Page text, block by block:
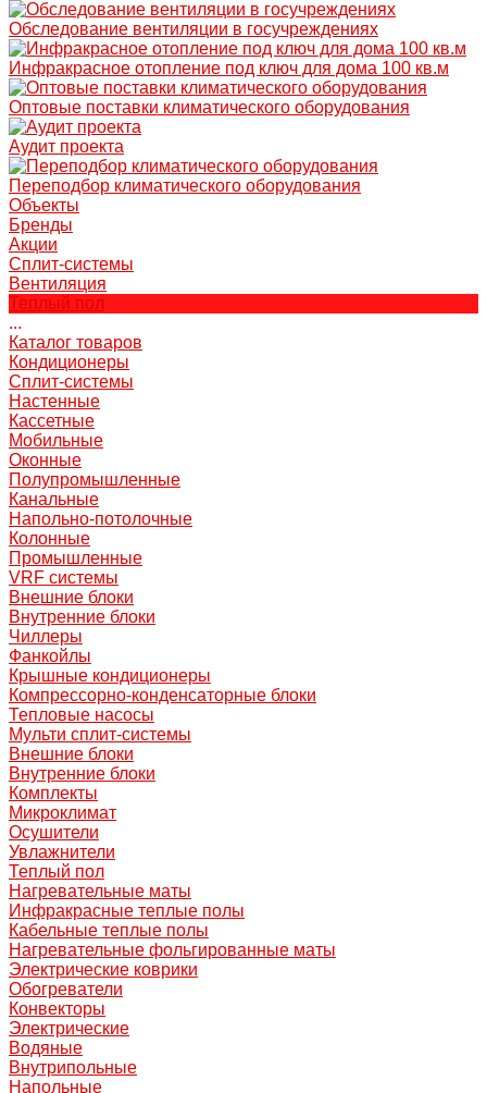
Обследование вентиляции в госучреждениях
Инфракрасное отопление под ключ для дома 100 кв.м
Оптовые поставки климатического оборудования
Аудит проекта
Переподбор климатического оборудования
Объекты
Бренды
Акции
Сплит-системы
Вентиляция
Теплый пол
...
Каталог товаров
Кондиционеры
Сплит-системы
Настенные
Кассетные
Мобильные
Оконные
Полупромышленные
Канальные
Напольно-потолочные
Колонные
Промышленные
VRF системы
Внешние блоки
Внутренние блоки
Чиллеры
Фанкойлы
Крышные кондиционеры
Компрессорно-конденсаторные блоки
Тепловые насосы
Мульти сплит-системы
Внешние блоки
Внутренние блоки
Комплекты
Микроклимат
Осушители
Увлажнители
Теплый пол
Нагревательные маты
Инфракрасные теплые полы
Кабельные теплые полы
Нагревательные фольгированные маты
Электрические коврики
Обогреватели
Конвекторы
Электрические
Водяные
Внутрипольные
Напольные